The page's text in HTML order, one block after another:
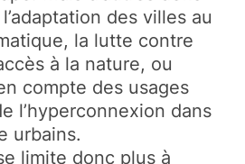
des villes au
la lutte contre
à la nature, ou
compte des usages
l’hyperconnexion dans
urbains.
limite donc plus à